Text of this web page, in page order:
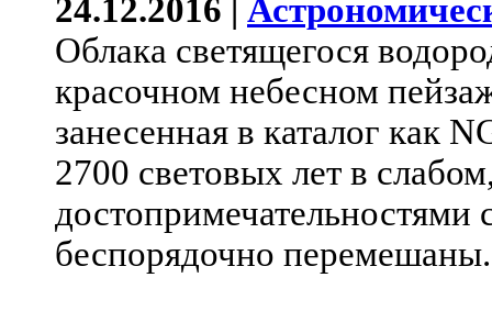
24.12.2016 |
Облака светящегося
красочном небесном
занесенная в каталог как
2700 световых лет в
достопримечательностями
беспорядочно